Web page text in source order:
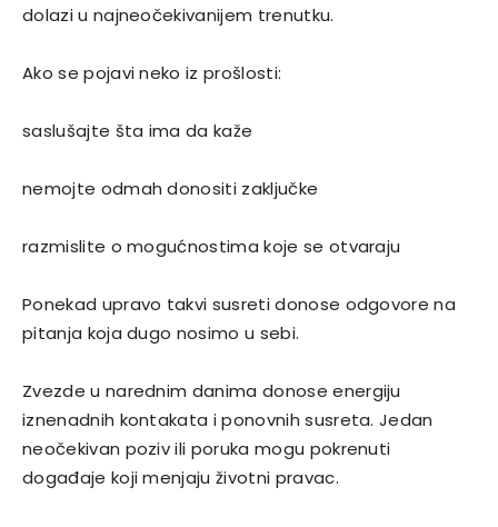
dolazi u najneočekivanijem trenutku.
Ako se pojavi neko iz prošlosti:
saslušajte šta ima da kaže
nemojte odmah donositi zaključke
razmislite o mogućnostima koje se otvaraju
Ponekad upravo takvi susreti donose odgovore na
pitanja koja dugo nosimo u sebi.
Zvezde u narednim danima donose energiju
iznenadnih kontakata i ponovnih susreta. Jedan
neočekivan poziv ili poruka mogu pokrenuti
događaje koji menjaju životni pravac.